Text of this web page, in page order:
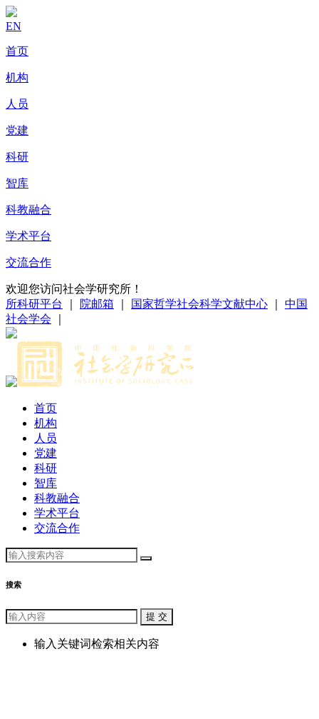
EN
首页
机构
人员
党建
科研
智库
科教融合
学术平台
交流合作
欢迎您访问社会学研究所！
所科研平台
院邮箱 国家哲学社会科学文献中心
中国
社会学会
首页
机构
人员
党建
科研
智库
科教融合
学术平台
交流合作
搜索
提 交
输入关键词检索相关内容